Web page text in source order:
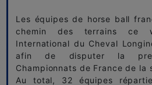
Les équipes de horse ball
chemin des terrains ce
International du Cheval
afin de disputer la
Championnats de France de la
Au total, 32 équipes